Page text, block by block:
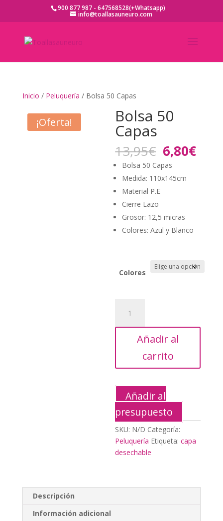
900 877 987 - 647568528(+Whatsapp)
info@toallasauneuro.com
Inicio / Peluquería / Bolsa 50 Capas
¡Oferta! Bolsa 50
Capas
13,95€ El
precio
original
era:
6,80€El
Bolsa 50 Capas
Medida: 110x145cm
Material P.E
Cierre Lazo
Grosor: 12,5 micras
Colores: Azul y Blanco
Colores
Capas
cantidadAñadir al
carrito
Añadir al
presupuesto
SKU: N/D Categoría:
Peluquería Etiqueta:capa
desechable
Descripción
Información adicional